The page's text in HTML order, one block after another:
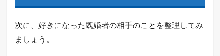
次に、好きになった既婚者の相手のことを整理してみ
ましょう。